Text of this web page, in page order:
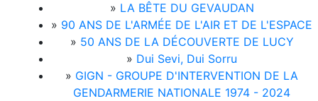
» LA BÊTE DU GEVAUDAN
» 90 ANS DE L'ARMÉE DE L'AIR ET DE L'ESPACE
» 50 ANS DE LA DÉCOUVERTE DE LUCY
» Dui Sevi, Dui Sorru
» GIGN - GROUPE D'INTERVENTION DE LA
GENDARMERIE NATIONALE 1974 - 2024